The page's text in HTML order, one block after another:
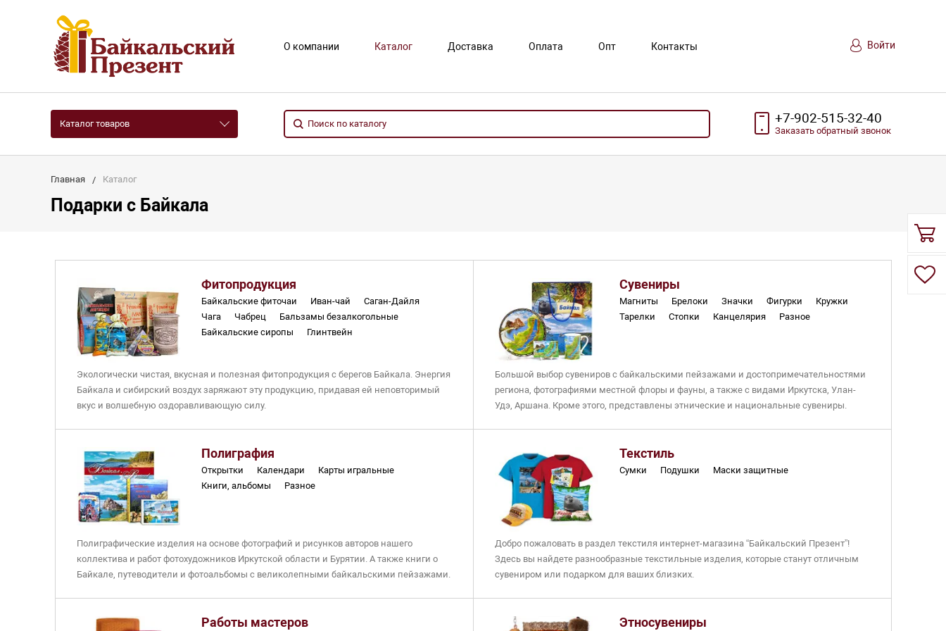
О компании Каталог Доставка Оплата Опт Контакты Войти
Каталог товаров +7-902-515-32-40
Заказать обратный звонок
Главная Каталог
Подарки с Байкала
Фитопродукция
Байкальские фиточаи Иван-чай
Саган-Дайля
Чага
Чабрец
Бальзамы безалкогольные
Байкальские сиропы
Глинтвейн
Смолка жевательная (Сера байкальская)
Косметическая продукция
Экологически чистая, вкусная и полезная фитопродукция с берегов Байкала. Энергия
Байкала и сибирский воздух заряжают эту продукцию, придавая ей неповторимый
вкус и волшебную оздоравливающую силу.
Сувениры
Магниты Брелоки Значки Фигурки
Кружки
Тарелки
Стопки Канцелярия Разное
Большой выбор сувениров с байкальскими пейзажами и достопримечательностями
региона, фотографиями местной флоры и фауны, а также с видами Иркутска, Улан-
Удэ, Аршана. Кроме этого, представлены этнические и национальные сувениры.
Полиграфия
Открытки Календари
Карты игральные
Книги, альбомы
Разное
Полиграфические изделия на основе фотографий и рисунков авторов нашего
коллектива и работ фотохудожников Иркутской области и Бурятии. А также книги о
Байкале, путеводители и фотоальбомы с великолепными байкальскими пейзажами.
телефону или e-mail
Текстиль
Сумки Подушки Маски защитные
Добро пожаловать в раздел текстиля интернет-магазина “Байкальский Презент”!
Здесь вы найдете разнообразные текстильные изделия, которые станут отличным
сувениром или подарком для ваших близких.
дизайнах, отражающих уникальную природу и культуру Байкала. В ассортименте вы
Работы мастеров Этносувениры